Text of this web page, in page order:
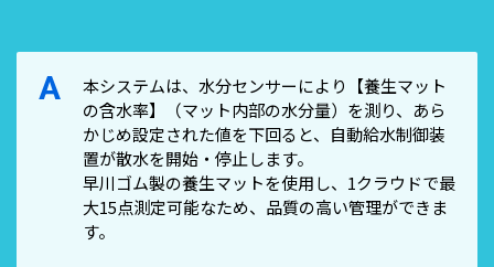
A
本システムは、水分センサーにより【養生マット
の含水率】（マット内部の水分量）を測り、あら
かじめ設定された値を下回ると、自動給水制御装
置が散水を開始・停止します。
早川ゴム製の養生マットを使用し、1クラウドで最
大15点測定可能なため、品質の高い管理ができま
す。